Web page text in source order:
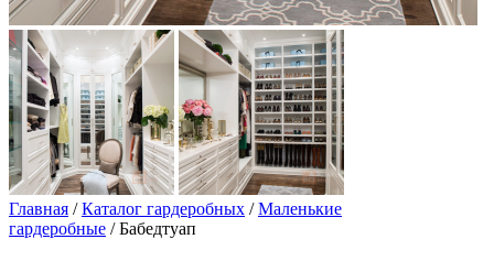
Главная /Каталог гардеробных /Маленькие
гардеробные / Бабедтуап